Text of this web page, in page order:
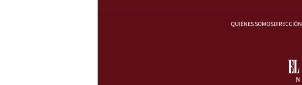
QUIÉNES SOMOSDIRECCIÓN